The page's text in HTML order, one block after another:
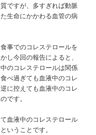
ですが、多すぎれば動脈
生命にかかわる血管の病
事でのコレステロールを
し今回の報告によると、
のコレステロールは関係
べ過ぎても血液中のコレ
に控えても血液中のコレ
です。
血液中のコレステロール
いうことです。